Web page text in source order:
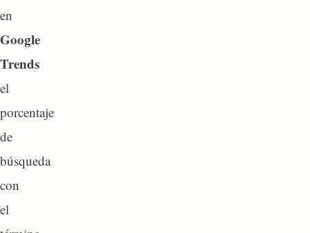
en
Google
Trends
el
porcentaje
de
búsqueda
con
el